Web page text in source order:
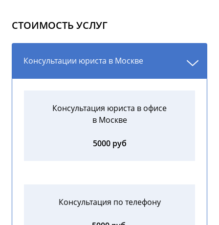
СТОИМОСТЬ УСЛУГ
Консультации юриста в Москве
Консультация юриста в офисе
в Москве
5000 руб
Консультация по телефону